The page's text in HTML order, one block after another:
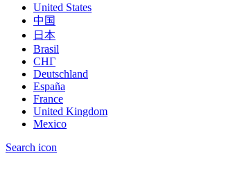
United States
中国
日本
Brasil
СНГ
Deutschland
España
France
United Kingdom
Mexico
Search icon